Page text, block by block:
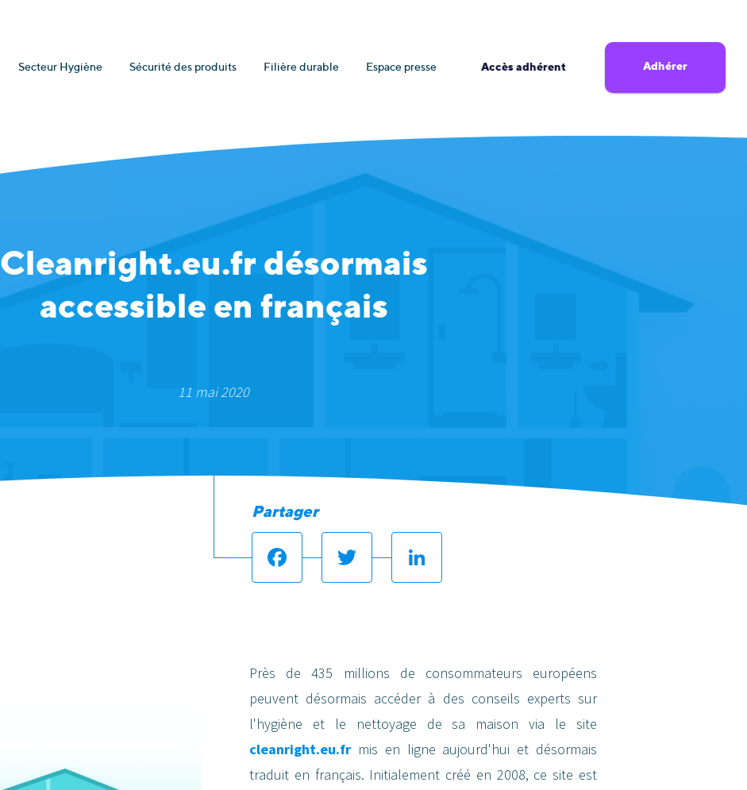
Secteur Hygiène Sécurité des produits Filière durable Espace presse Accès adhérent Adhérer
Cleanright.eu.fr désormais
accessible en français
11 mai 2020
Partager
FacebookTwitterLinkedIn
Près de 435 millions de consommateurs européens
peuvent désormais accéder à des conseils experts sur
l'hygiène et le nettoyage de sa maison via le site
cleanright.eu.fr mis en ligne aujourd'hui et désormais
traduit en français. Initialement créé en 2008, ce site est